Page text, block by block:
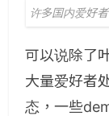
许多国内爱好
可以说除了
大量爱好者
态，一些